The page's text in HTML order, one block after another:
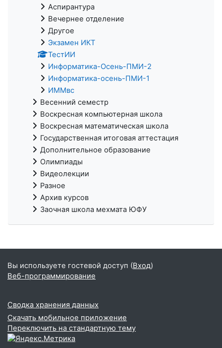
Аспирантура
Вечернее отделение
Другое
Экзамен ИКТ
ТестИИ
Информатика-Осень-ПМИ-2
Информатика-осень-ПМИ-1
ИММвс
Весенний семестр
Воскресная компьютерная школа
Воскресная математическая школа
Государственная итоговая аттестация
Дополнительное образование
Олимпиады
Видеолекции
Разное
Архив курсов
Заочная школа мехмата ЮФУ
Вы используете гостевой доступ (Вход)
Веб-программирование
Сводка хранения данных
Скачать мобильное приложение
Переключить на стандартную тему